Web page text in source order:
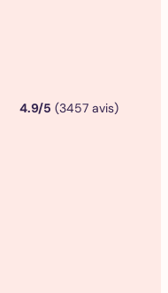
4.9/5 (3457 avis)